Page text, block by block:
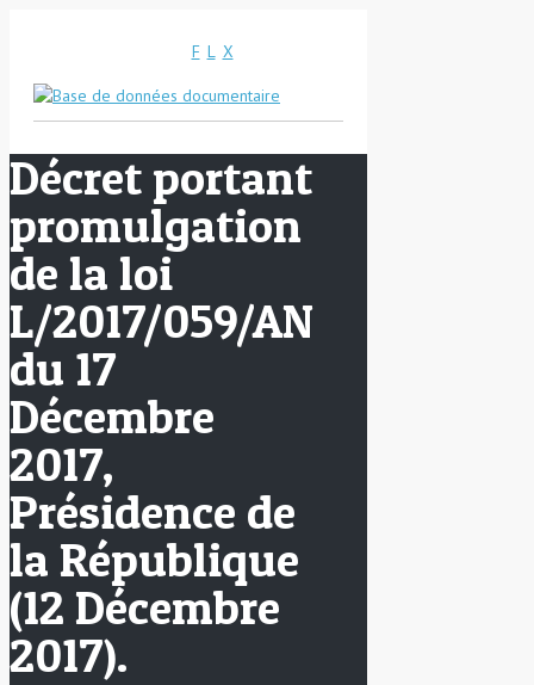
F L X
Décret portant
promulgation
de la loi
L/2017/059/AN
du 17
Décembre
2017,
Présidence de
la République
(12 Décembre
2017).